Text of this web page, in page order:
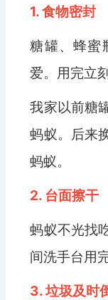
1. 食物密封
糖罐、蜂蜜
爱。用完立
我家以前糖
蚂蚁。后来
蚂蚁。
2. 台面擦干
蚂蚁不光找
间洗手台用
3. 垃圾及时